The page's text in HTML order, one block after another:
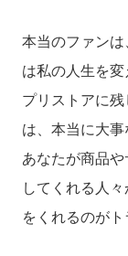
本当のファン
は私の人生を
プリストアに
は、本当に大事
あなたが商品
してくれる人
をくれるのがト